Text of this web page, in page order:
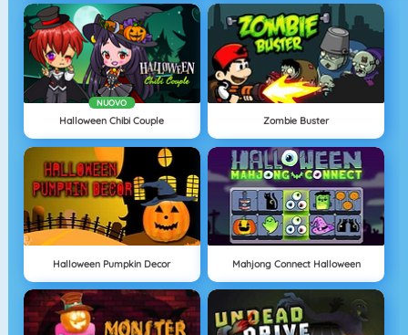
NUOVO
Halloween Chibi Couple Zombie Buster
Halloween Pumpkin Decor Mahjong Connect Halloween